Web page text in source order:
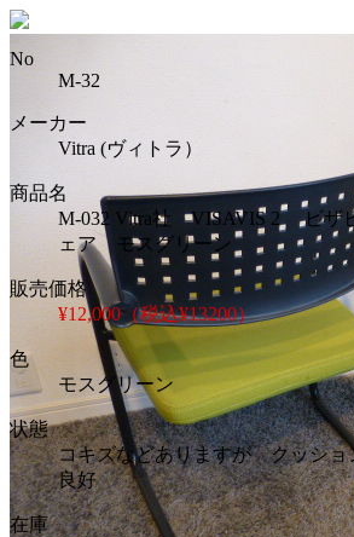
No
M-32
メーカー
Vitra (ヴィトラ）
商品名
M-032 Vitra社 VISAVIS 2 ビザ
ェア モスグリーン
販売価格
¥12,000（税込¥13200）
色
モスグリーン
状態
コキズなどありますが クッショ
良好
在庫